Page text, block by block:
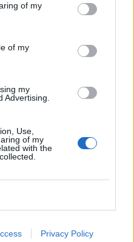
of my
of my
my
Advertising.
Use,
of my
with the
Privacy Policy
ή προσθέστε το